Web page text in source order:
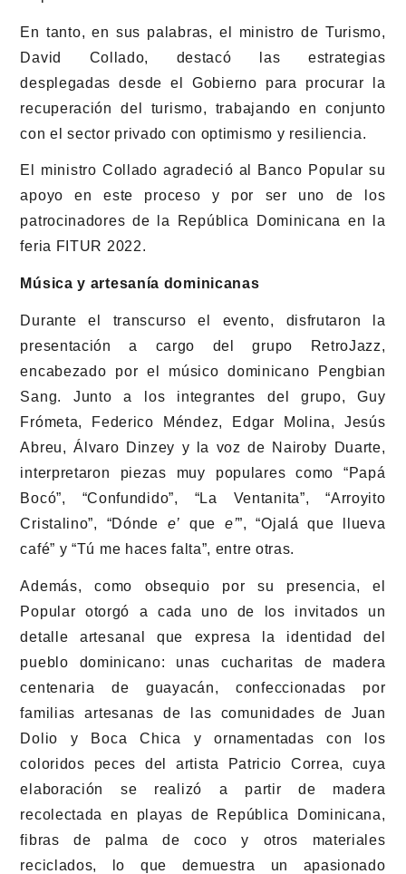
En tanto, en sus palabras, el ministro de Turismo,
David Collado, destacó las estrategias
desplegadas desde el Gobierno para procurar la
recuperación del turismo, trabajando en conjunto
con el sector privado con optimismo y resiliencia.
El ministro Collado agradeció al Banco Popular su
apoyo en este proceso y por ser uno de los
patrocinadores de la República Dominicana en la
feria FITUR 2022.
Música y artesanía dominicanas
Durante el transcurso el evento, disfrutaron la
presentación a cargo del grupo RetroJazz,
encabezado por el músico dominicano Pengbian
Sang. Junto a los integrantes del grupo, Guy
Frómeta, Federico Méndez, Edgar Molina, Jesús
Abreu, Álvaro Dinzey y la voz de Nairoby Duarte,
interpretaron piezas muy populares como “Papá
Bocó”, “Confundido”, “La Ventanita”, “Arroyito
Cristalino”, “Dónde e’ que e’”, “Ojalá que llueva
café” y “Tú me haces falta”, entre otras.
Además, como obsequio por su presencia, el
Popular otorgó a cada uno de los invitados un
detalle artesanal que expresa la identidad del
pueblo dominicano: unas cucharitas de madera
centenaria de guayacán, confeccionadas por
familias artesanas de las comunidades de Juan
Dolio y Boca Chica y ornamentadas con los
coloridos peces del artista Patricio Correa, cuya
elaboración se realizó a partir de madera
recolectada en playas de República Dominicana,
fibras de palma de coco y otros materiales
reciclados, lo que demuestra un apasionado